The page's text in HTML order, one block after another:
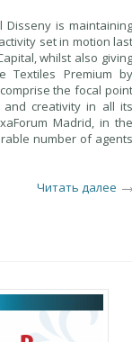
Disseny is maintaining
set in motion last
whilst also giving
Textiles Premium by
the focal point
creativity in all its
Madrid, in the
number of agents
Читать далее